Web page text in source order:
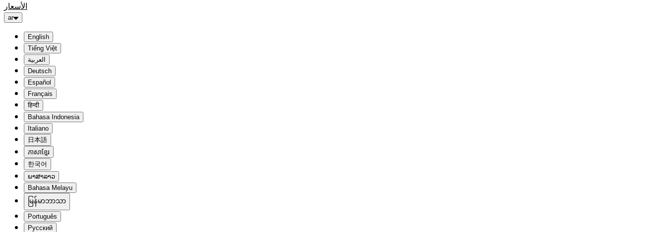
الأسعار
ar
English
Tiếng Việt
العربية
Deutsch
Español
Français
हिन्दी
Bahasa Indonesia
Italiano
日本語
ភាសាខ្មែរ
한국어
ພາສາລາວ
Bahasa Melayu
မြန်မာဘာသာ
Português
Русский